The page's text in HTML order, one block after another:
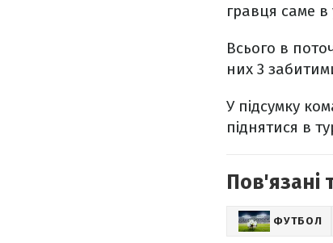
гравця саме в
Всього в
них 3
У підсумку
піднятися в
Пов'язані
ФУТБОЛ